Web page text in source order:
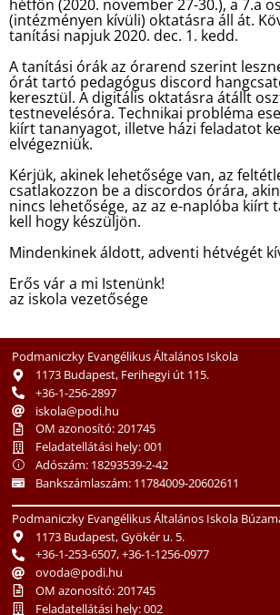
hétfőn (2020. november 27-30.), a 7.a
(intézményen kívüli) oktatásra áll át.
tanítási napjuk 2020. dec. 1. kedd.
A tanítási órák az órarend szerint
órát tartó pedagógus discord
keresztül. A digitális oktatásra átállt
testnevelésóra. Technikai probléma
kiírt tananyagot, illetve házi feladatot
elvégezniük.
Kérjük, akinek lehetősége van, az
csatlakozzon be a discordos órára,
nincs lehetősége, az az e-naplóba kiírt
kell hogy készüljön.
Mindenkinek áldott, adventi hétvégét
Erős vár a mi Istenünk!
az iskola vezetősége
Podmaniczky Evangélikus Általános Iskola
1173 Budapest, Ferihegyi út 115.
+36-1-256-2897
iskola@podi.hu
OM azonosító: 201745
Feladatellátási hely: 001
Adószám: 18293539-2-42
Bankszámlaszám: 11784009-20602611
Podmaniczky Evangélikus Általános Iskola
1173 Budapest, Gyökér u. 5.
+36-1-253-6507, +36-1-1256-0977
ovoda@podi.hu
OM azonosító: 201745
Feladatellátási hely: 002